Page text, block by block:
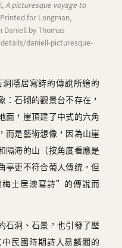
A picturesque voyage to
Printed for Longman,
Daniell by Thomas
daniell-picturesque-
隱居寫詩的傳說所繪的
：石砌的觀景台不存在，
面，崖頂建了中式的六角
而是藝術想像，因為山崖
隔海的山（按角度看應是
亭更不符合葡人傳统。但
士居澳寫詩”的傳說而
石洞、石景，也引發了歷
民國時期詩人易麟閣的